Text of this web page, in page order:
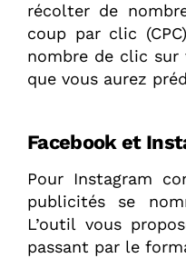
récolter de
coup par clic
nombre de clic sur
que vous aurez
Facebook et
Pour Instagram
publicités se
L’outil vous
passant par le